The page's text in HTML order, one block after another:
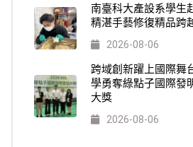
南臺科大產設系學生
精湛手藝修復精品跨
2026-08-06
跨域創新躍上國際
學勇奪綠點子國際發
大獎
2026-08-06